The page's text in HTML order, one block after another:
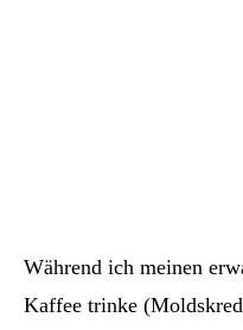
Während ich meinen
Kaffee trinke